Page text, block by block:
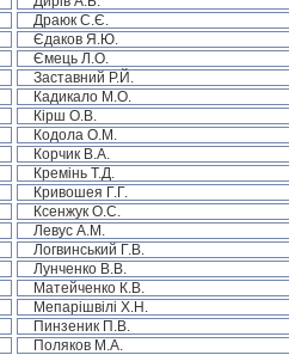
Драюк С.Є.
Єдаков Я.Ю.
Ємець Л.О.
Заставний Р.Й.
Кадикало М.О.
Кірш О.В.
Кодола О.М.
Корчик В.А.
Кремінь Т.Д.
Кривошея Г.Г.
Ксенжук О.С.
Левус А.М.
Логвинський Г.В.
Лунченко В.В.
Матейченко К.В.
Мепарішвілі Х.Н.
Пинзеник П.В.
Поляков М.А.